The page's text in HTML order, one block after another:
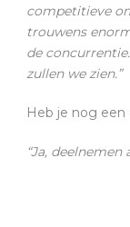
competitieve
trouwens
de
zullen we zien.”
Heb je nog
“Ja,